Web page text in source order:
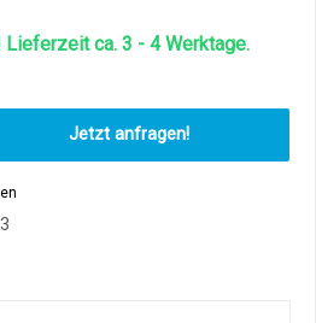
ca. 3 - 4 Werktage.
Anzahl: Gib den
Jetzt anfragen!